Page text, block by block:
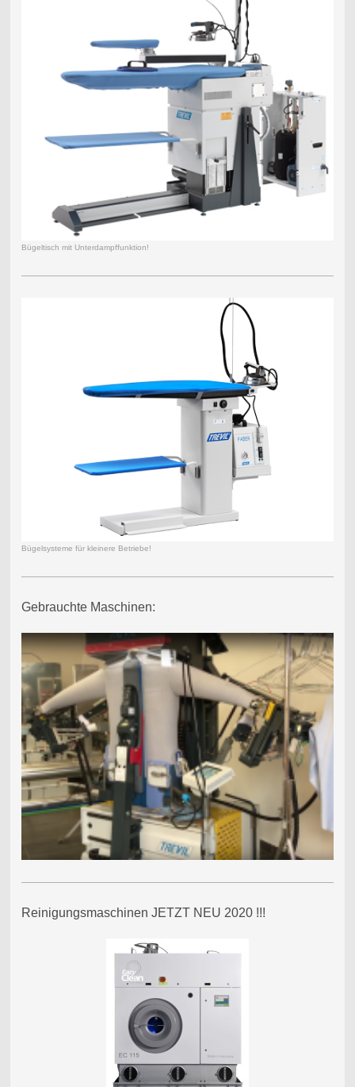
Bügeltisch mit Unterdampffunktion!
Bügelsysteme für kleinere Betriebe!
Gebrauchte Maschinen:
Reinigungsmaschinen JETZT NEU 2020 !!!